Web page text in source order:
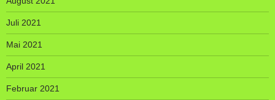
Juli 2021
Mai 2021
April 2021
Februar 2021